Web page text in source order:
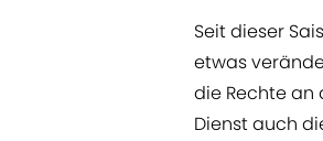
Seit dieser
etwas
die Rechte an
Dienst auch